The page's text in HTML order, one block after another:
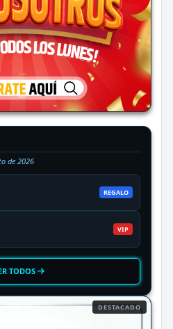
de 2026
REGALO
VIP
TODOS
DESTACADO